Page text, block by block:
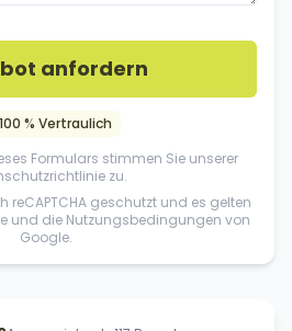
anfordern
100 % Vertraulich
Formulars stimmen Sie unserer
zu.
reCAPTCHA geschutzt und es gelten
und die Nutzungsbedingungen von
Google.